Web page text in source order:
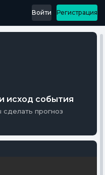
...
Войти Регистрация
исход события
сделать прогноз